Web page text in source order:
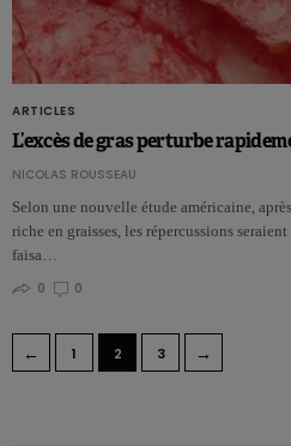
ARTICLES
L’excès de gras perturbe
NICOLAS ROUSSEAU
Selon une nouvelle étude américaine,
riche en graisses, les répercussions
faisa…
0
0
← 1 2 3 →